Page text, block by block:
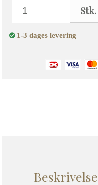
Stk.
1-3 dages levering
Beskrivelse